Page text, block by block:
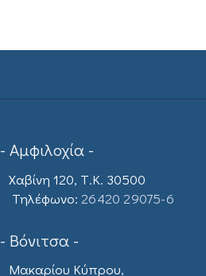
- Αμφιλοχία -
Χαβίνη 120, Τ.Κ. 30500
Τηλέφωνο:26420 29075-6
- Βόνιτσα -
Μακαρίου Κύπρου,